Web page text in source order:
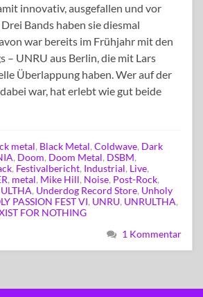
innovativ, ausgefallen und vor
Bands haben sie diesmal
war bereits im Frühjahr mit den
– UNRU aus Berlin, die mit Lars
Überlappung haben. Wer auf der
war, hat erlebt wie gut beide
metal, Black Metal, Coldwave, Dark
, Doom, Doom Metal, DSBM,
, Festivalbericht, Industrial, Live,
, metal, Mike Hill, Noise, Post-Rock,
ULTHA, Underdog Record Store, Unholy
PASSION FEST VI, UNRU, UNRULTHA,
FOR NOTHING
1 Kommentar